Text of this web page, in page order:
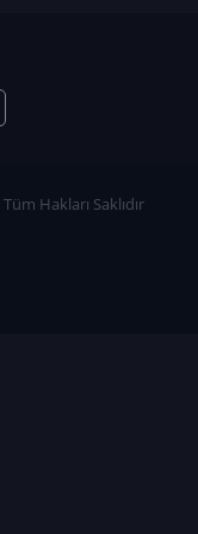
Tüm Hakları Saklıdır